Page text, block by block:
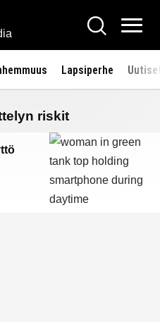
Hae
Lapsiperhe
riskit